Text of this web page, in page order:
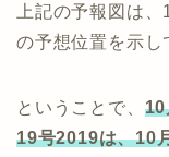
上記の予報図は
の予想位置を示し
ということで、 10
19号2019は、10